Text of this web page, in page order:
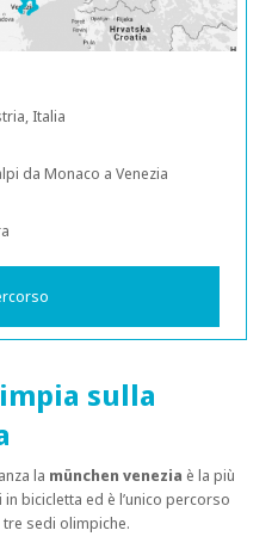
Italia
da Monaco a Venezia
sulla
la münchen venezia è la più
bicicletta ed è l’unico percorso
sedi olimpiche.